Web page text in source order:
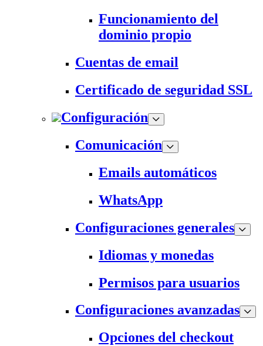
Funcionamiento del
dominio propio
Cuentas de email
Certificado de seguridad SSL
Configuración
Comunicación
Emails automáticos
WhatsApp
Configuraciones generales
Idiomas y monedas
Permisos para usuarios
Configuraciones avanzadas
Opciones del checkout